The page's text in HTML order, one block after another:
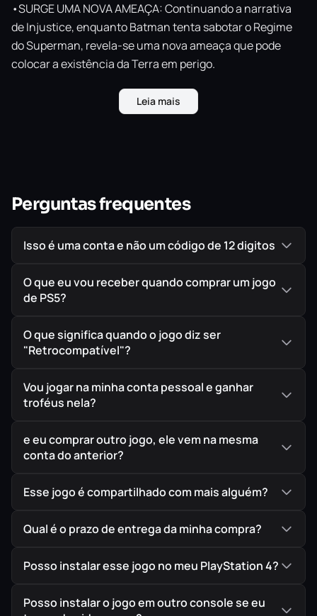
•SURGE UMA NOVA AMEAÇA: Continuando a narrativa
de Injustice, enquanto Batman tenta sabotar o Regime
do Superman, revela-se uma nova ameaça que pode
colocar a existência da Terra em perigo.
disponibilizado pela DC e dispute batalhas épicas em
locais históricos e renomados.
IMPORTANTE!Todos os jogos são ORIGINAIS comprados
diretamente na PlayStation Store, a Loja Oficial da Sony,
garantindo assim a melhor procedência possível para
seu jogo em mídia digital.
Leia mais
Perguntas frequentes
Isso é uma conta e não um código de 12 digitos
O que eu vou receber quando comprar um jogo
de PS5?
O que significa quando o jogo diz ser
"Retrocompatível"?
Vou jogar na minha conta pessoal e ganhar
troféus nela?
e eu comprar outro jogo, ele vem na mesma
conta do anterior?
Esse jogo é compartilhado com mais alguém?
Qual é o prazo de entrega da minha compra?
Posso instalar esse jogo no meu PlayStation 4?
Posso instalar o jogo em outro console se eu